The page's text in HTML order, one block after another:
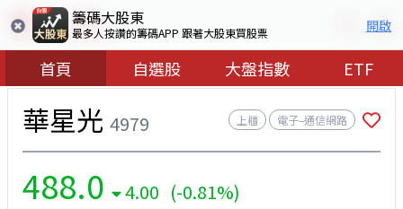
籌碼大股東
最多人按讚的籌碼APP 跟著大股東買股票 開啟
首頁 自選股 大盤指數 ETF
華星光 4979 上櫃 電子–通信網路
488.0 4.00 (-0.81%)